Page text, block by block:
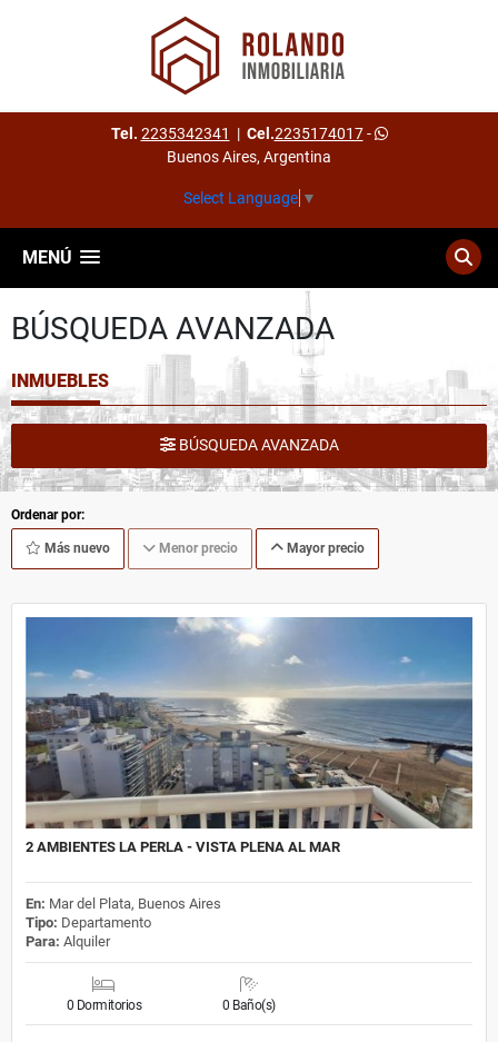
Tel. 2235342341 | Cel.2235174017-
Buenos Aires, Argentina
Select Language ▼
MENÚ
BÚSQUEDA AVANZADA
INMUEBLES
BÚSQUEDA AVANZADA
Ordenar por:
Más nuevo Menor precio Mayor precio
2 AMBIENTES LA PERLA - VISTA PLENA AL MAR
En: Mar del Plata, Buenos Aires
Tipo: Departamento
Para: Alquiler
0 Dormitorios 0 Baño(s)